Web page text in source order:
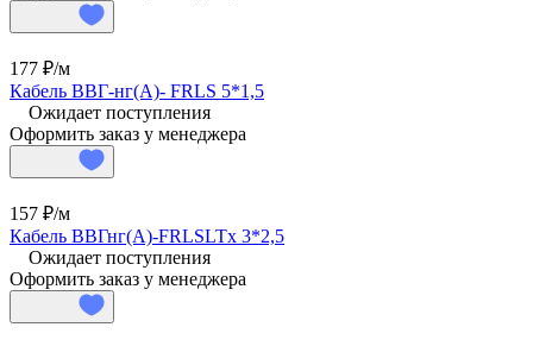
177 ₽/м
Кабель ВВГ-нг(А)- FRLS 5*1,5
Ожидает поступления
Оформить заказ у менеджера
157 ₽/м
Кабель ВВГнг(А)-FRLSLTx 3*2,5
Ожидает поступления
Оформить заказ у менеджера